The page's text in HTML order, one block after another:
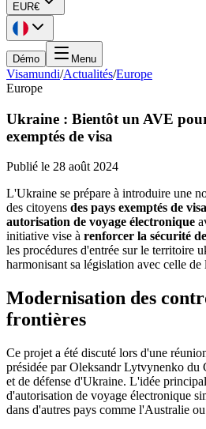
EUR€
Démo Menu
Visamundi/Actualités/Europe
Europe
Ukraine : Bientôt un AVE
exemptés de visa
Publié le 28 août 2024
L'Ukraine se prépare à introduire une
des citoyens des pays exemptés de visa
autorisation de voyage électronique
initiative vise à renforcer la sécurité
les procédures d'entrée sur le territoire
harmonisant sa législation avec celle
Modernisation des
frontières
Ce projet a été discuté lors d'une
présidée par Oleksandr Lytvynenko du
et de défense d'Ukraine. L'idée
d'autorisation de voyage électronique
dans d'autres pays comme l'Australie